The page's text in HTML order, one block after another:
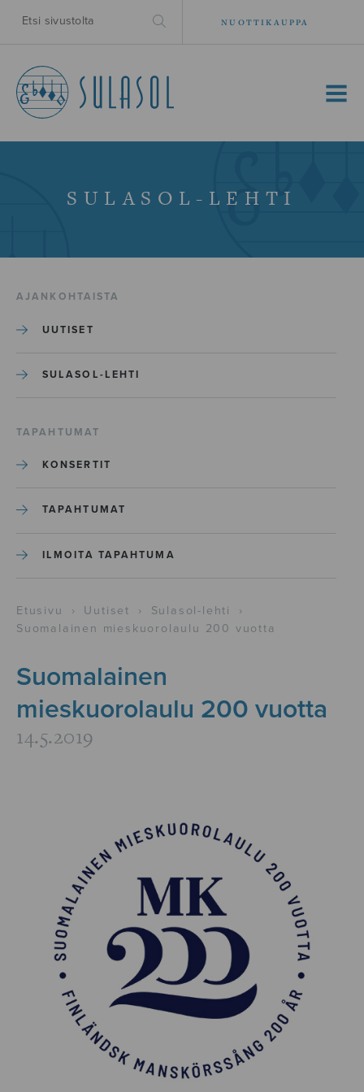
NUOTTIKAUPPA
MENU
SULASOL-LEHTI
AJANKOHTAISTA
UUTISET
SULASOL-LEHTI
TAPAHTUMAT
KONSERTIT
TAPAHTUMAT
ILMOITA TAPAHTUMA
Etusivu › Uutiset › Sulasol-lehti
›
Suomalainen mieskuorolaulu 200 vuotta
Suomalainen
mieskuorolaulu 200 vuotta
14.5.2019